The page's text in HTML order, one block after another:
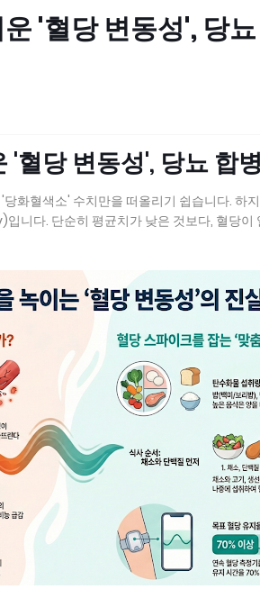
'혈당 변동성', 당
'혈당 변동성', 당뇨 합
화혈색소' 수치만을 떠올리기 쉽습니다. 하
다. 단순히 평균치가 낮은 것보다, 혈당이